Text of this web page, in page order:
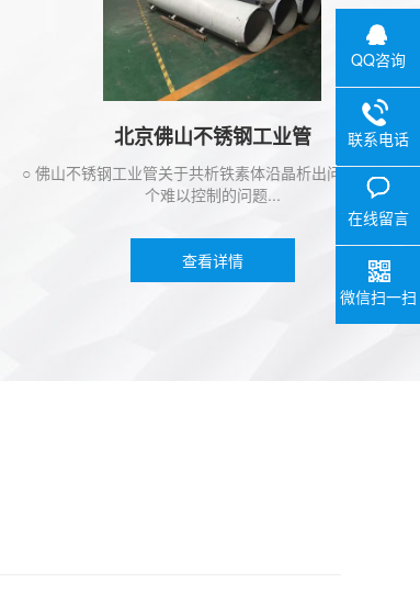
北京佛山不锈钢工业管
山不锈钢工业管关于共析铁素体沿晶析出问题，是一
个难以控制的问题...
查看详情
○
QQ咨询
联系电话
0757-
在线留言
微信扫一扫